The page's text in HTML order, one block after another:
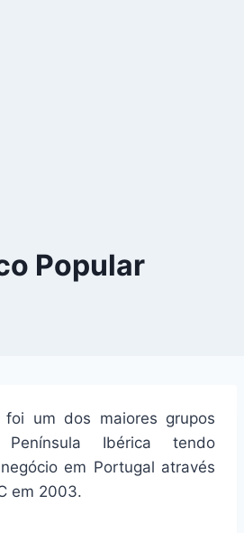
Popular
foi um dos maiores grupos
Ibérica tendo
em Portugal através
em 2003.